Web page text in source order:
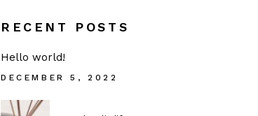
RECENT POSTS
Hello world!
DECEMBER 5, 2022